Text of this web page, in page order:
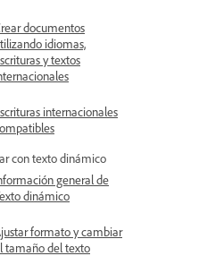
documentos
idiomas,
y textos
internacionales
con texto dinámico
general de
dinámico
formato y cambiar
tamaño del texto